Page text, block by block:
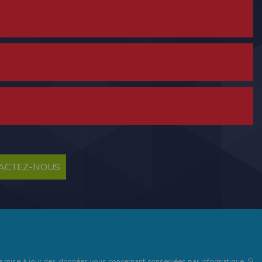
NOUS
tablette ou un smartphone.
été déclaré à la Commission Nationale de
fonctionnalités du site. Les données
web, et d'effectuer une localisation
vous nous transmettez volontairement